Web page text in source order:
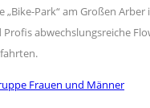
„Bike-Park“ am Großen Arber
Profis abwechslungsreiche